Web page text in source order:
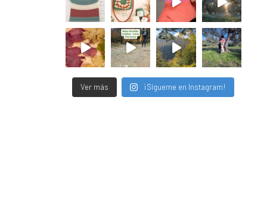
Ver más ¡Sígueme en Instagram!